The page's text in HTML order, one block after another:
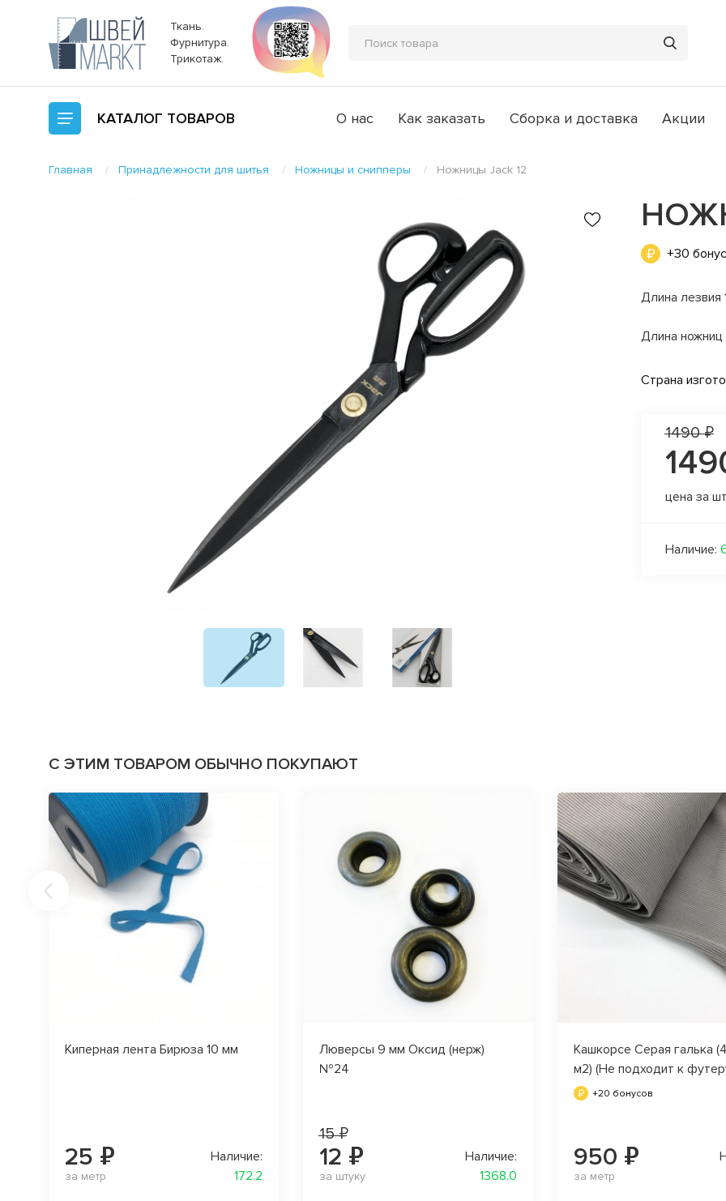
Ткань.
Фурнитура.
Трикотаж.
КАТАЛОГ ТОВАРОВ О нас Как заказать Сборка и доставка Акции
Главная Принадлежности для шитья Ножницы и снипперы Ножницы Jack 12
+30
Длина лезвия
Длина ножниц
Страна
1490 ₽
цена за
Наличие:
С ЭТИМ ТОВАРОМ ОБЫЧНО ПОКУПАЮТ
Киперная лента Бирюза 10 мм
25 ₽
за метр
Наличие:
172.2
Люверсы 9 мм Оксид (нерж)
№24
15 ₽
12 ₽
за штуку
Наличие:
1368.0
Кашкорсе Серая галька
м2) (Не подходит к
+20 бонусов
950 ₽
за метр